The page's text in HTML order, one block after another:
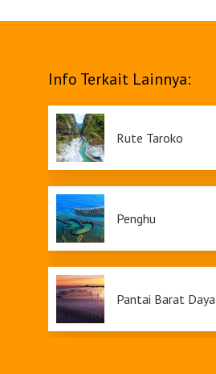
Info Terkait Lainnya:
Rute Taroko
Penghu
Pantai Barat Daya